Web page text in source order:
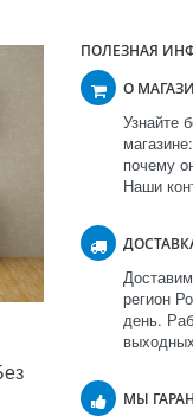
ПОЛЕЗНАЯ
О
Узнайте
почему
Наши
регион
день.
МЫ